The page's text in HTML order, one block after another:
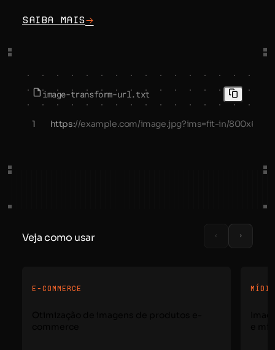
Saiba mais
image-transform-url.txt
1 https://example.com/image.jpg?ims=fit-in/
Veja como usar
E-COMMERCE MÍDIA